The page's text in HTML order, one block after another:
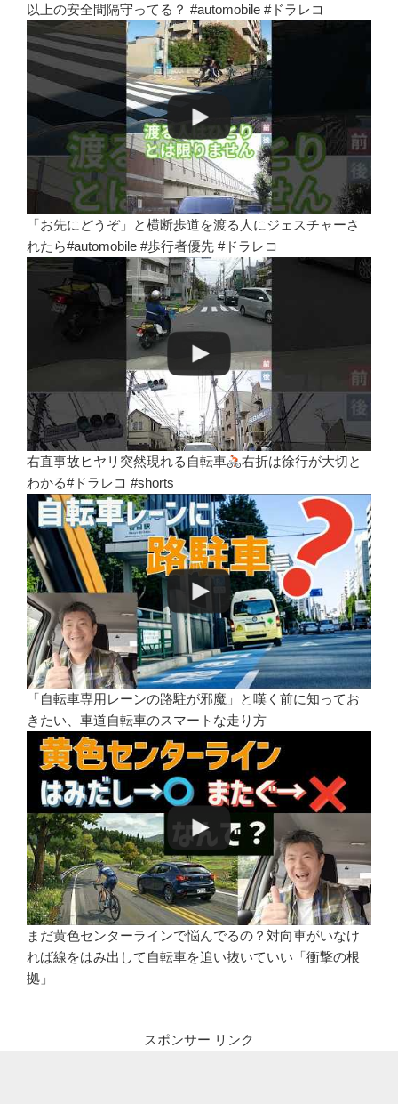
以上の安全間隔守ってる？ #automobile #ドラレコ
「お先にどうぞ」と横断歩道を渡る人にジェスチャーさ
れたら#automobile #歩行者優先 #ドラレコ
右直事故ヒヤリ突然現れる自転車
右折は徐行が大切と
わかる#ドラレコ #shorts
「自転車専用レーンの路駐が邪魔」と嘆く前に知ってお
きたい、車道自転車のスマートな走り方
まだ黄色センターラインで悩んでるの？対向車がいなけ
れば線をはみ出して自転車を追い抜いていい「衝撃の根
拠」
スポンサー リンク